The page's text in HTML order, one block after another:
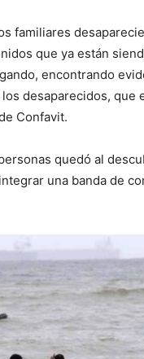
familiares
que ya están
encontrando
desaparecidos, que
Confavit.
quedó al
una banda de